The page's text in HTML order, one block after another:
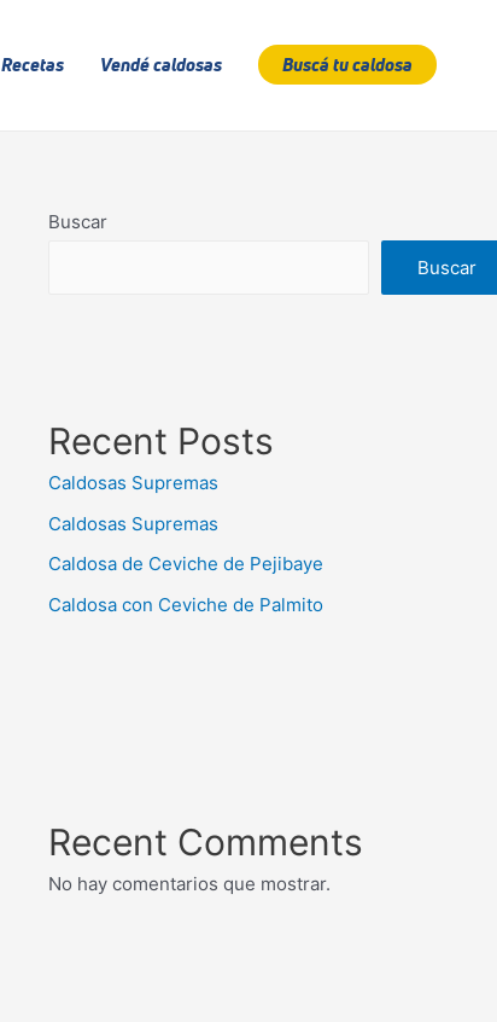
Recetas Vendé caldosas Buscá tu caldosa
Buscar
Buscar
Recent Posts
Caldosas Supremas
Caldosas Supremas
Caldosa de Ceviche de Pejibaye
Caldosa con Ceviche de Palmito
Recent Comments
No hay comentarios que mostrar.